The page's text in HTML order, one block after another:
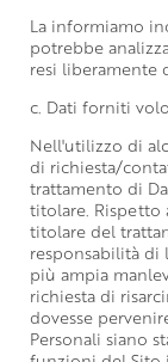
La informiamo
potrebbe
resi liberamente
c. Dati forniti
Nell'utilizzo di
di richiesta/
trattamento di
titolare. Rispetto
titolare del
responsabilità di
più ampia
richiesta di
dovesse
Personali siano